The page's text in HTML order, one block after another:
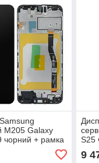
M205 Galaxy
чорний + рамка
S25
9